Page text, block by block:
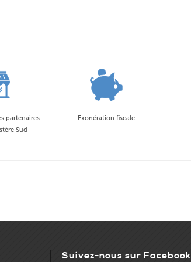
partenaires
Sud
Exonération fiscale
Suivez-nous sur Facebook